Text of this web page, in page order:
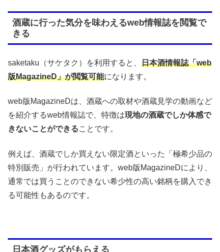
酒蔵に行った気分を味わえるweb情報誌を閲覧で
きる
saketaku（サケタク）を利用すると、 日本酒情報誌「web
版MagazineD」が閲覧可能になります。
web版MagazineDは、酒蔵への取材や酒蔵見学の動画など
を紹介するweb情報誌で、特徴は現地の酒蔵でしか体感で
きないことができることです。
例えば、酒蔵でしか買えない限定酒といった「極希少品の
特別販売」が行われています。web版MagazineDにより、
通常では買うことのできない希少性の高い銘柄を購入でき
る可能性もあるのです。
日本酒グッズがもらえる